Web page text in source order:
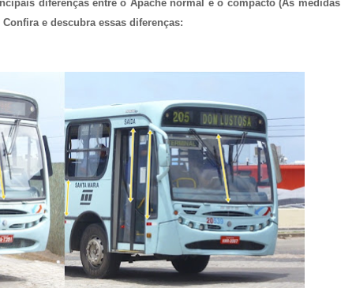
diferenças entre o Apache normal e o compacto (As medidas
e descubra essas diferenças: